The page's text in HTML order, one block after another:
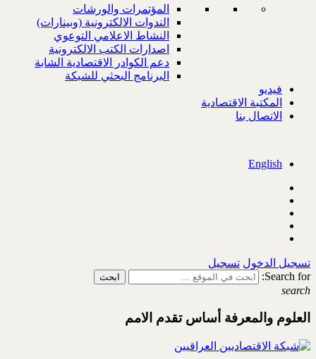
المؤتمرات والورشات
الندوات الالكترونية (وبينارات)
النشاط الاعلامي التوعوي
اصدارات الكتب الالكترونية
دعم الكوادر الاقتصادية الشابة
البرنامج البحثي للشبكة
فيديو
المكتبة الاقتصادية
الاتصال بنا
English
تسجيل الدخول تسجيل
Search for:
search
العلوم والمعرفة أساس تقدم الامم